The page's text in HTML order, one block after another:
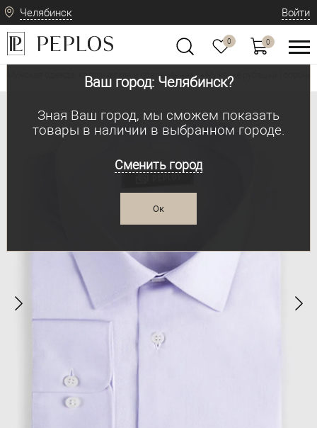
Челябинск
Ваш город: Челябинск?
Зная Ваш город, мы сможем показать
товары в наличии в выбранном городе.
Сменить город
Ок
Войти
0 0
Мужская одежда: классическая и современная Мужские рубашки | сорочки